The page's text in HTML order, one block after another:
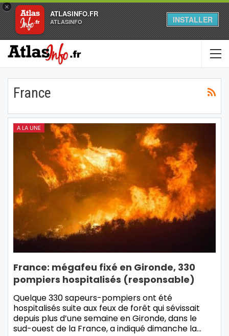
×
ATLASINFO.FR
ATLASINFO INSTALLER
France
A LA UNE
France: mégafeu fixé en Gironde, 330
pompiers hospitalisés (responsable)
Quelque 330 sapeurs-pompiers ont été
hospitalisés suite aux feux de forêt qui sévissait
depuis plus d’une semaine en Gironde, dans le
sud-ouest de la France, a indiqué dimanche la…